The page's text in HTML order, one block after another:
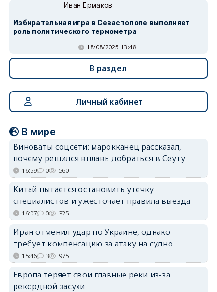
Иван Ермаков
Избирательная игра в Севастополе выполняет
роль политического термометра
18/08/2025 13:48
В раздел
Личный кабинет
В мире
Виноваты соцсети: марокканец рассказал,
почему решился вплавь добраться в Сеуту
16:59 0 560
Китай пытается остановить утечку
специалистов и ужесточает правила выезда
16:07 0 325
Иран отменил удар по Украине, однако
требует компенсацию за атаку на судно
15:46 3 975
Европа теряет свои главные реки из-за
рекордной засухи